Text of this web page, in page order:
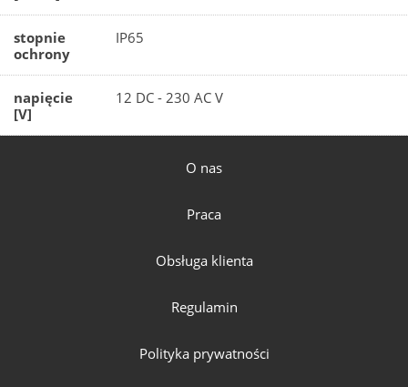
stopnie
ochrony
IP65
napięcie
[V]
12 DC - 230 AC V
O nas
Praca
Obsługa klienta
Regulamin
Polityka prywatności